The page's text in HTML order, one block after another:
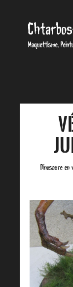
Maquettisme,
Dinosaure